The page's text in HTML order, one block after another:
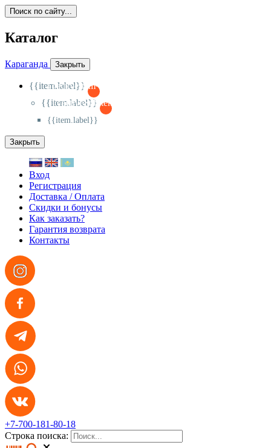
Поиск по сайту...
Каталог
Караганда Закрыть
{{item.label}}
{{activeItem==item.id?'-
{{item.label}}
{{activeSubitem==item.id?'-
{{item.label}}
Закрыть
Вход
Регистрация
Доставка / Оплата
Скидки и бонусы
Как заказать?
Гарантия возврата
Контакты
+7-700-181-80-18
Строка поиска: